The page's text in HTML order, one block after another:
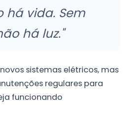
há vida. Sem
há luz."
sistemas elétricos, mas
regulares para
funcionando